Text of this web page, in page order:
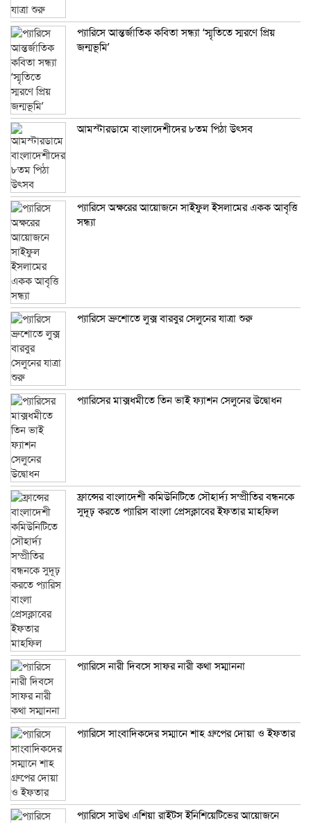
প্যারিসে আন্তর্জাতিক কবিতা সন্ধ্যা ‘স্মৃতিতে স্মরণে প্রিয়
জন্মভূমি’
আমস্টারডামে বাংলাদেশীদের ৮তম পিঠা উৎসব
প্যারিসে অক্ষরের আয়োজনে সাইফুল ইসলামের একক আবৃত্তি
সন্ধ্যা
প্যারিসে ব্রুশোতে লুক্স বারবুর সেলুনের যাত্রা শুরু
প্যারিসের মাক্সধমীতে তিন ভাই ফ্যাশন সেলুনের উদ্বোধন
ফ্রান্সের বাংলাদেশী কমিউনিটিতে সৌহার্দ্য সম্প্রীতির বন্ধনকে
সুদূঢ় করতে প্যারিস বাংলা প্রেসক্লাবের ইফতার মাহফিল
প্যারিসে নারী দিবসে সাফর নারী কথা সম্মাননা
প্যারিসে সাংবাদিকদের সম্মানে শাহ গ্রুপের দোয়া ও ইফতার
প্যারিসে সাউথ এশিয়া রাইটস ইনিশিয়েটিভের আয়োজনে